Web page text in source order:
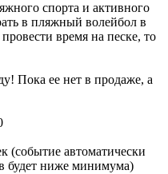
спорта и активного
в пляжный волейбол в
время на песке, то
Пока ее нет в продаже, а
(событие автоматически
будет ниже минимума)